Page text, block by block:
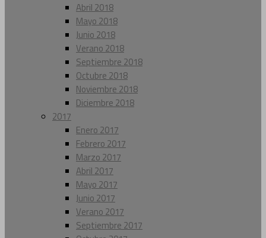
Abril 2018
Mayo 2018
Junio 2018
Verano 2018
Septiembre 2018
Octubre 2018
Noviembre 2018
Diciembre 2018
2017
Enero 2017
Febrero 2017
Marzo 2017
Abril 2017
Mayo 2017
Junio 2017
Verano 2017
Septiembre 2017